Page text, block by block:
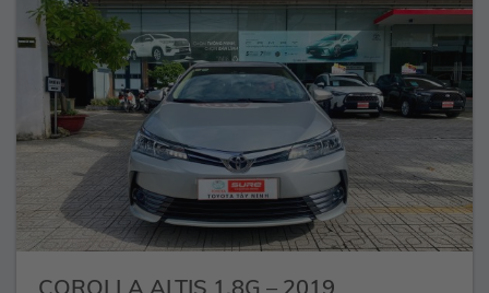
COROLLA ALTIS 1.8G – 2019